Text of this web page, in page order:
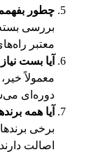
چطور
بررسی
معتبر
آیا بست
معمولاً
دوره‌ای
آیا همه
برخی
اصالت